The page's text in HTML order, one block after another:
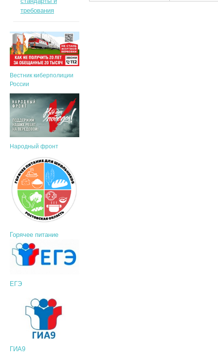
требования
Вестник киберполиции
России
Народный фронт
Горячее питание
ЕГЭ
ГИА9